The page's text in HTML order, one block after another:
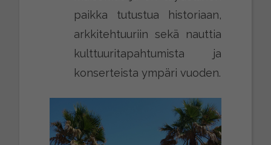
paikka tutustua historiaan,
arkkitehtuuriin sekä nauttia
kulttuuritapahtumista ja
konserteista ympäri vuoden.